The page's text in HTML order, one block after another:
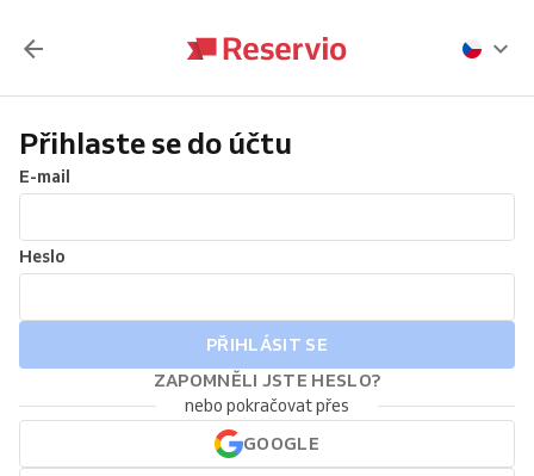
Přihlaste se do účtu
E-mail
Heslo
PŘIHLÁSIT SE
ZAPOMNĚLI JSTE HESLO?
nebo pokračovat přes
GOOGLE